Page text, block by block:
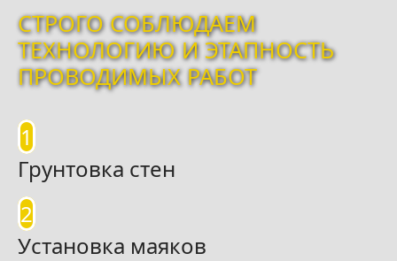
СТРОГО СОБЛЮДАЕМ
ТЕХНОЛОГИЮ И ЭТАПНОСТЬ
ПРОВОДИМЫХ РАБОТ
1
Грунтовка стен
2
Установка маяков